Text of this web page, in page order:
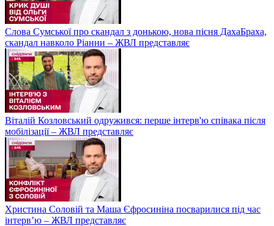
Слова Сумської про скандал з донькою, нова пісня ДахаБраха,
скандал навколо Ріанни – ЖВЛ представляє
Віталій Козловський одружився: перше інтерв'ю співака після
мобілізації – ЖВЛ представляє
Христина Соловій та Маша Єфросиніна посварилися під час
інтерв’ю – ЖВЛ представляє